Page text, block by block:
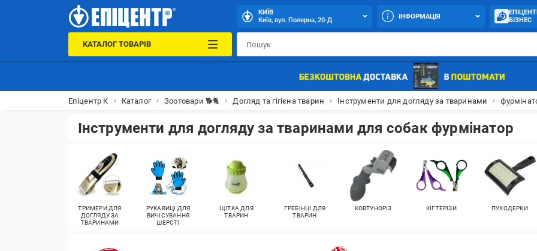
КИЇВ
Київ, вул. Полярна, 20-Д
ІНФОРМАЦІЯ
БІЗНЕС
КАТАЛОГ ТОВАРІВ
Епіцентр К Каталог Зоотовари 🐕🐈 Догляд та гігієна тварин Інструменти для догляду за тваринами
Інструменти для догляду за тваринами для собак фурмінатор
ТРИМЕРИ ДЛЯ
ДОГЛЯДУ ЗА
ТВАРИНАМИ
РУКАВИЦІ ДЛЯ
ВИЧІСУВАННЯ
ШЕРСТІ
ЩІТКА ДЛЯ
ТВАРИН
ГРЕБІНЦІ ДЛЯ
ТВАРИН
КОВТУНОРІЗ КІГТЕРІЗИ ПУХОДЕРКИ